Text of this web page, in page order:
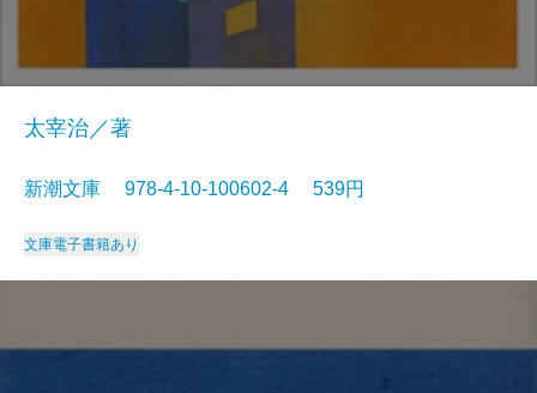
太宰治／著
新潮文庫 978-4-10-100602-4 539円
文庫電子書籍あり